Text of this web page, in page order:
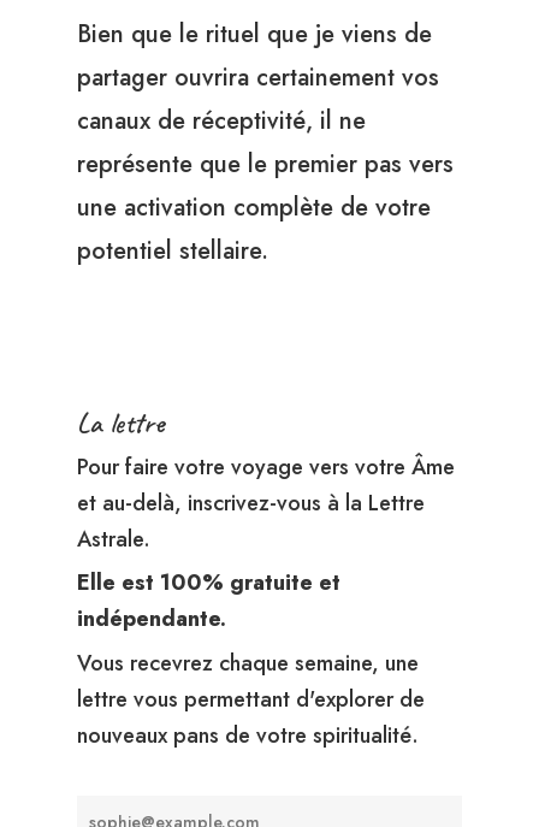
Bien que le rituel que je viens de
partager ouvrira certainement vos
canaux de réceptivité, il ne
représente que le premier pas vers
une activation complète de votre
potentiel stellaire.
La lettre
Pour faire votre voyage vers votre Âme
et au-delà, inscrivez-vous à la Lettre
Astrale.
Elle est 100% gratuite et
indépendante.
Vous recevrez chaque semaine, une
lettre vous permettant d'explorer de
nouveaux pans de votre spiritualité.